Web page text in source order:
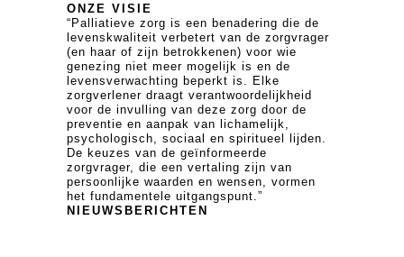
ONZE VISIE
“Palliatieve zorg is een benadering die de
levenskwaliteit verbetert van de zorgvrager
(en haar of zijn betrokkenen) voor wie
genezing niet meer mogelijk is en de
levensverwachting beperkt is. Elke
zorgverlener draagt verantwoordelijkheid
voor de invulling van deze zorg door de
preventie en aanpak van lichamelijk,
psychologisch, sociaal en spiritueel lijden.
De keuzes van de geïnformeerde
zorgvrager, die een vertaling zijn van
persoonlijke waarden en wensen, vormen
het fundamentele uitgangspunt.”
NIEUWSBERICHTEN